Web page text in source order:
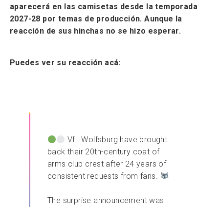
aparecerá en las camisetas desde la temporada
2027-28 por temas de producción. Aunque la
reacción de sus hinchas no se hizo esperar.
Puedes ver su reacción acá:
VfL Wolfsburg have brought
back their 20th-century coat of
arms club crest after 24 years of
consistent requests from fans.
The surprise announcement was